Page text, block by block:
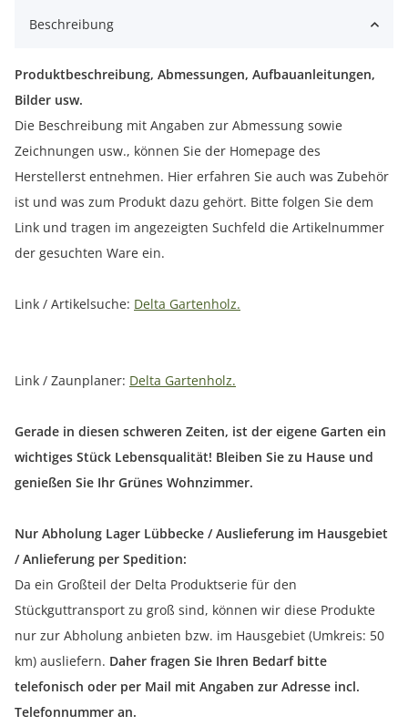
Beschreibung
Produktbeschreibung, Abmessungen, Aufbauanleitungen,
Bilder usw.
Die Beschreibung mit Angaben zur Abmessung sowie
Zeichnungen usw., können Sie der Homepage des
Herstellerst entnehmen. Hier erfahren Sie auch was Zubehör
ist und was zum Produkt dazu gehört. Bitte folgen Sie dem
Link und tragen im angezeigten Suchfeld die Artikelnummer
der gesuchten Ware ein.
Link / Artikelsuche: Delta Gartenholz.
Link / Zaunplaner: Delta Gartenholz.
Gerade in diesen schweren Zeiten, ist der eigene Garten ein
wichtiges Stück Lebensqualität! Bleiben Sie zu Hause und
genießen Sie Ihr Grünes Wohnzimmer.
Nur Abholung Lager Lübbecke / Auslieferung im Hausgebiet
/ Anlieferung per Spedition:
Da ein Großteil der Delta Produktserie für den
Stückguttransport zu groß sind, können wir diese Produkte
nur zur Abholung anbieten bzw. im Hausgebiet (Umkreis: 50
km) ausliefern. Daher fragen Sie Ihren Bedarf bitte
telefonisch oder per Mail mit Angaben zur Adresse incl.
Telefonnummer an.